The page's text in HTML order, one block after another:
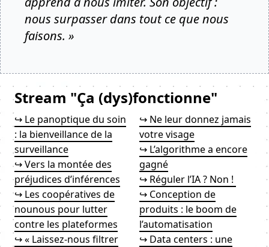
nous surpasser dans tout ce que nous
faisons. »
Stream "Ça (dys)fonctionne"
↪ Le panoptique du soin
: la bienveillance de la
surveillance
↪ Vers la montée des
préjudices d’inférences
↪ Les coopératives de
nounous pour lutter
contre les plateformes
↪ « Laissez-nous filtrer
↪ Ne leur donnez jamais
votre visage
↪ L’algorithme a encore
gagné
↪ Réguler l’IA ? Non !
↪ Conception de
produits : le boom de
l’automatisation
↪ Data centers : une